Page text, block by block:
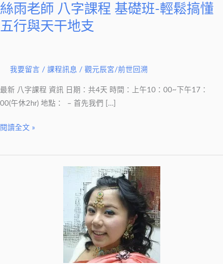
絲雨老師 八字課程 基礎班-輕鬆搞懂
五行與天干地支
我要留言 / 課程訊息 / 觀元辰宮/前世回溯
最新 八字課程 資訊 日期：共4天 時間：上午10：00~下午17：
00(午休2hr) 地點： – 首先我們 […]
班-
鬆
行
干
閱讀全文 »